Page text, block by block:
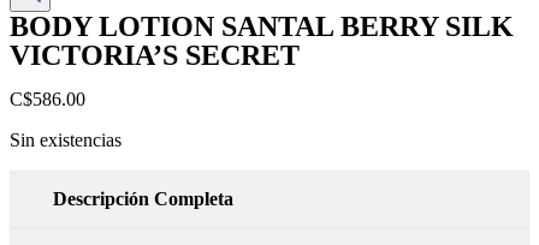
BODY LOTION SANTAL BERRY SILK
VICTORIA’S SECRET
C$586.00
Sin existencias
Descripción Completa